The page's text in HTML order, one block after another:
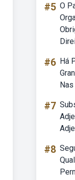
#5 O
#6 Há
#7
#8